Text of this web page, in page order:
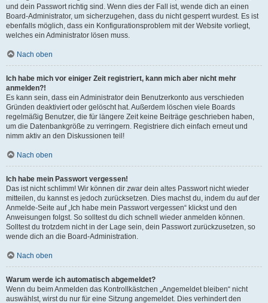
und dein Passwort richtig sind. Wenn dies der Fall ist, wende dich an einen
Board-Administrator, um sicherzugehen, dass du nicht gesperrt wurdest. Es ist
ebenfalls möglich, dass ein Konfigurationsproblem mit der Website vorliegt,
welches ein Administrator lösen muss.
Nach oben
Ich habe mich vor einiger Zeit registriert, kann mich aber nicht mehr
anmelden?!
Es kann sein, dass ein Administrator dein Benutzerkonto aus verschieden
Gründen deaktiviert oder gelöscht hat. Außerdem löschen viele Boards
regelmäßig Benutzer, die für längere Zeit keine Beiträge geschrieben haben,
um die Datenbankgröße zu verringern. Registriere dich einfach erneut und
nimm aktiv an den Diskussionen teil!
Nach oben
Ich habe mein Passwort vergessen!
Das ist nicht schlimm! Wir können dir zwar dein altes Passwort nicht wieder
mitteilen, du kannst es jedoch zurücksetzen. Dies machst du, indem du auf der
Anmelde-Seite auf „Ich habe mein Passwort vergessen“ klickst und den
Anweisungen folgst. So solltest du dich schnell wieder anmelden können.
Solltest du trotzdem nicht in der Lage sein, dein Passwort zurückzusetzen, so
wende dich an die Board-Administration.
Nach oben
Warum werde ich automatisch abgemeldet?
Wenn du beim Anmelden das Kontrollkästchen „Angemeldet bleiben“ nicht
auswählst, wirst du nur für eine Sitzung angemeldet. Dies verhindert den